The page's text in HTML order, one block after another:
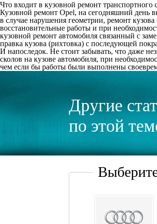
Что входит в кузовной ремонт транспортного
Кузовной ремонт Opel, на сегодняшний день
в случае нарушения геометрии, ремонт
восстановительные работы и при
кузовной ремонт автомобиля связанный с
правка кузова (рихтовка) с последующей
И напоследок. Не стоит забывать, что даже
сколов на кузове автомобиля, при
чем если бы работы были выполнены
Другие
по этой